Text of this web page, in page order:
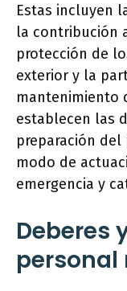
Estas incluyen
la contribución
protección de
exterior y la
mantenimiento
establecen las
preparación
modo de
emergencia y
Deberes